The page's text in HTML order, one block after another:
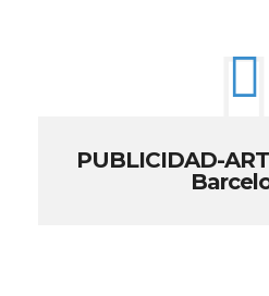
PUBLICIDAD-